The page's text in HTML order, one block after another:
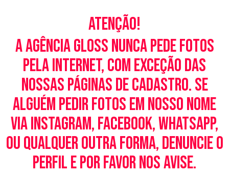
Atenção!
A Agência Gloss nunca pede fotos
pela Internet, com exceção das
nossas páginas de cadastro. Se
alguém pedir fotos em nosso nome
via Instagram, Facebook, WhatsApp,
ou qualquer outra forma, denuncie o
perfil e por favor nos avise.